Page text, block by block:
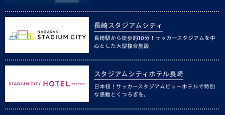
長崎スタジアムシティ
長崎駅から徒歩約10分！サッカースタジアムを中
心とした大型複合施設
スタジアムシティホテル長崎
日本初！サッカースタジアムビューホテルで特別
な感動とくつろぎを。